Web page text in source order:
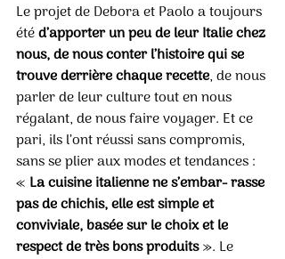
Le projet de Debora et Paolo a toujours
été d’apporter un peu de leur Italie chez
nous, de nous conter l’histoire qui se
trouve derrière chaque recette, de nous
parler de leur culture tout en nous
régalant, de nous faire voyager. Et ce
pari, ils l’ont réussi sans compromis,
sans se plier aux modes et tendances :
« La cuisine italienne ne s’embar- rasse
pas de chichis, elle est simple et
conviviale, basée sur le choix et le
respect de très bons produits ». Le